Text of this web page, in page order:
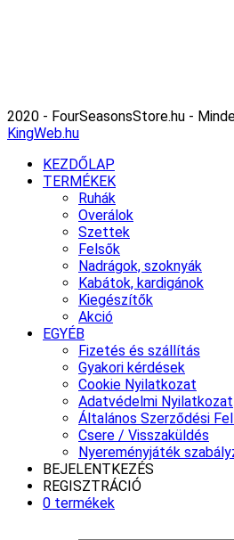
2020 - FourSeasonsStore.hu -
KingWeb.hu
KEZDŐLAP
TERMÉKEK
Ruhák
Overálok
Szettek
Felsők
Nadrágok, szoknyák
Kabátok, kardigánok
Kiegészítők
Akció
EGYÉB
Fizetés és szállítás
Gyakori kérdések
Cookie Nyilatkozat
Adatvédelmi Nyilatkozat
Általános Szerződési
Csere / Visszaküldés
Nyereményjáték
BEJELENTKEZÉS
REGISZTRÁCIÓ
0 termékek